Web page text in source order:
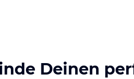
Deinen